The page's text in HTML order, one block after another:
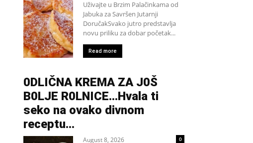
Uživajte u Brzim Palačinkama od
Jabuka za Savršen Jutarnji
DoručakSvako jutro predstavlja
novu priliku za dobar početak...
Read more
0DLIČNA KREMA ZA J0Š
B0LJE R0LNICE…Hvala ti
seko na ovako divnom
receptu…
August 8, 2026 0